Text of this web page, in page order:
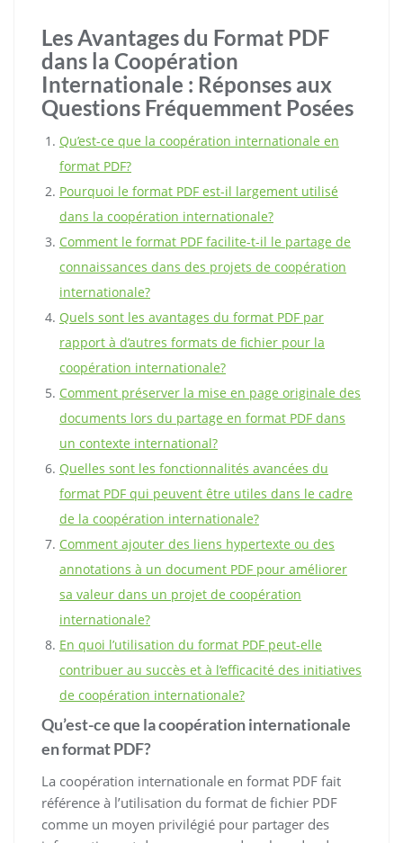
Les Avantages du Format PDF
dans la Coopération
Internationale : Réponses aux
Questions Fréquemment Posées
Qu’est-ce que la coopération internationale en
format PDF?
Pourquoi le format PDF est-il largement utilisé
dans la coopération internationale?
Comment le format PDF facilite-t-il le partage de
connaissances dans des projets de coopération
internationale?
Quels sont les avantages du format PDF par
rapport à d’autres formats de fichier pour la
coopération internationale?
Comment préserver la mise en page originale des
documents lors du partage en format PDF dans
un contexte international?
Quelles sont les fonctionnalités avancées du
format PDF qui peuvent être utiles dans le cadre
de la coopération internationale?
Comment ajouter des liens hypertexte ou des
annotations à un document PDF pour améliorer
sa valeur dans un projet de coopération
internationale?
En quoi l’utilisation du format PDF peut-elle
contribuer au succès et à l’efficacité des initiatives
de coopération internationale?
Qu’est-ce que la coopération internationale
en format PDF?
La coopération internationale en format PDF fait
référence à l’utilisation du format de fichier PDF
comme un moyen privilégié pour partager des